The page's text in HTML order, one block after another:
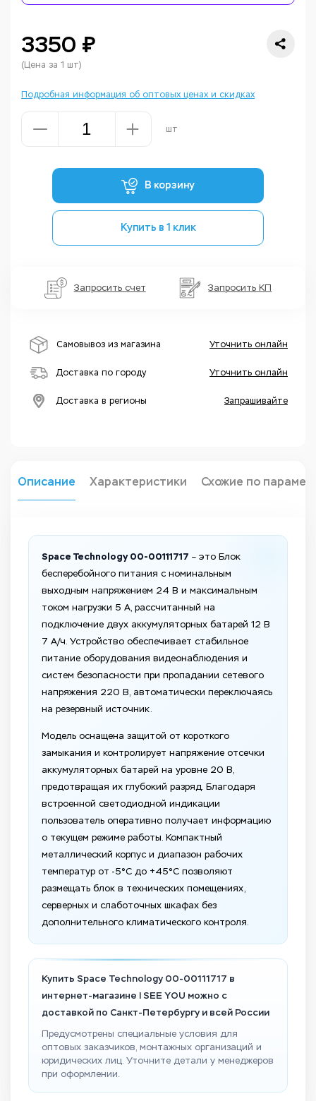
3350 ₽
(Цена за 1 шт)
Подробная информация об оптовых ценах и скидках
шт
В корзину
Купить в 1 клик
Запросить счет Запросить КП
Самовывоз из магазина Уточнить онлайн
Доставка по городу Уточнить онлайн
Доставка в регионы Запрашивайте
Описание Характеристики Схожие по
Space Technology 00-00111717 – это Блок
бесперебойного питания с номинальным
выходным напряжением 24 В и максимальным
током нагрузки 5 А, рассчитанный на
подключение двух аккумуляторных батарей 12 В
7 А/ч. Устройство обеспечивает стабильное
питание оборудования видеонаблюдения и
систем безопасности при пропадании сетевого
напряжения 220 В, автоматически переключаясь
на резервный источник.
Модель оснащена защитой от короткого
замыкания и контролирует напряжение отсечки
аккумуляторных батарей на уровне 20 В,
предотвращая их глубокий разряд. Благодаря
встроенной светодиодной индикации
пользователь оперативно получает информацию
о текущем режиме работы. Компактный
металлический корпус и диапазон рабочих
температур от -5°C до +45°C позволяют
размещать блок в технических помещениях,
серверных и слаботочных шкафах без
дополнительного климатического контроля.
Купить Space Technology 00-00111717 в
интернет-магазине I SEE YOU можно с
доставкой по Санкт-Петербургу и всей России
Предусмотрены специальные условия для
оптовых заказчиков, монтажных организаций и
юридических лиц. Уточните детали у менеджеров
при оформлении.